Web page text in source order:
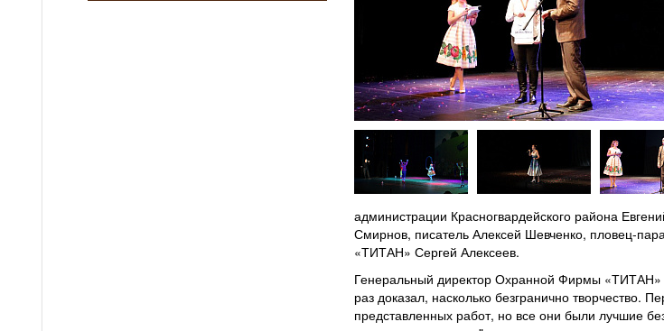
администрации Красногвардейского района
Смирнов, писатель Алексей Шевченко, пловец-
«ТИТАН» Сергей Алексеев.
Генеральный директор Охранной Фирмы «ТИТАН»
раз доказал, насколько безгранично творчество.
представленных работ, но все они были лучшие